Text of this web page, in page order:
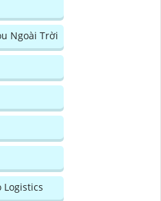
Ngoài Trời
Logistics